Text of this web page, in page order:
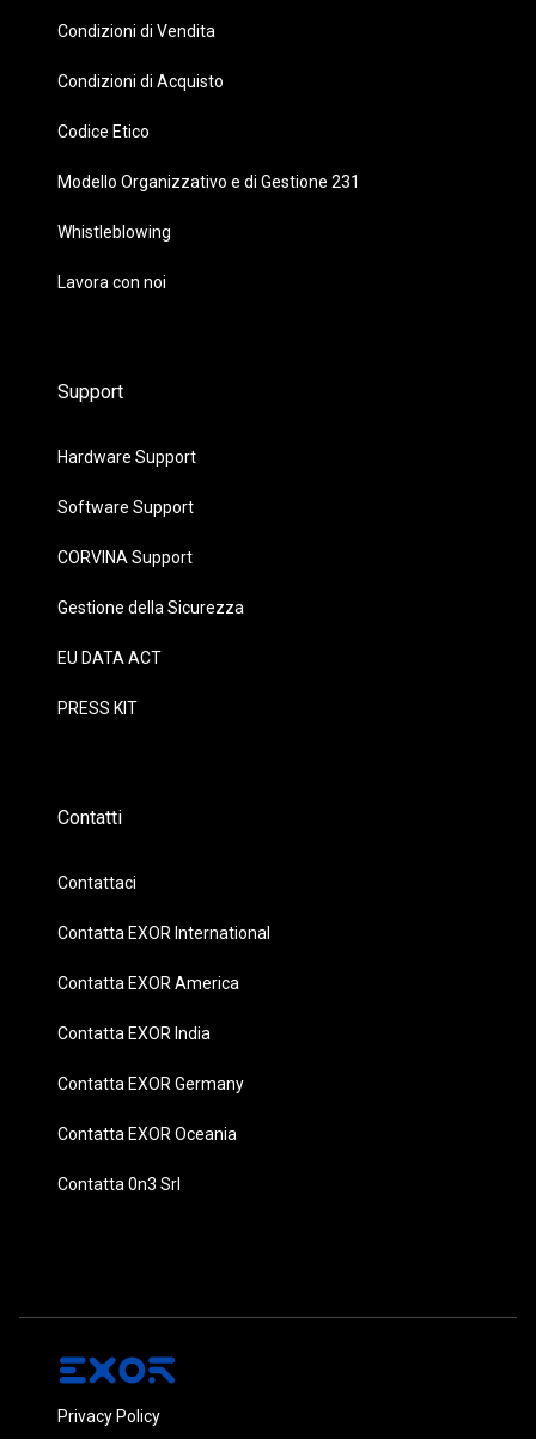
Condizioni di Vendita
Condizioni di Acquisto
Codice Etico
Modello Organizzativo e di Gestione 231
Whistleblowing
Lavora con noi
Support
Hardware Support
Software Support
CORVINA Support
Gestione della Sicurezza
EU DATA ACT
PRESS KIT
Contatti
Contattaci
Contatta EXOR International
Contatta EXOR America
Contatta EXOR India
Contatta EXOR Germany
Contatta EXOR Oceania
Contatta 0n3 Srl
Privacy Policy